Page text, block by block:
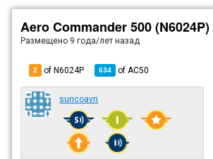
Aero Commander 500 (N6024P)
Размещено 9 года/лет назад
2 of N6024P 634 of AC50
suncoavn